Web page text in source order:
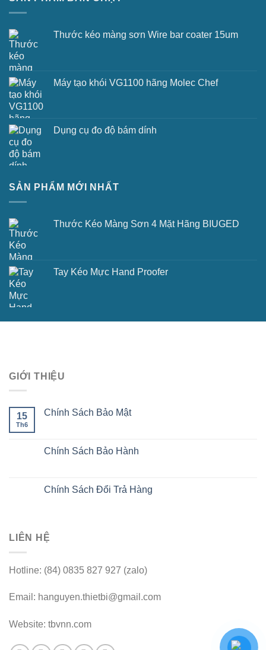
Thước kéo màng sơn Wire bar coater 15um
Máy tạo khói VG1100 hãng Molec Chef
Dụng cụ đo độ bám dính
SẢN PHẨM MỚI NHẤT
Thước Kéo Màng Sơn 4 Mặt Hãng BIUGED
Tay Kéo Mực Hand Proofer
GIỚI THIỆU
15
Th6
Chính Sách Bảo Mật
Chính Sách Bảo Hành
Chính Sách Đổi Trả Hàng
LIÊN HỆ
Hotline: (84) 0835 827 927 (zalo)
Email: hanguyen.thietbi@gmail.com
Website: tbvnn.com